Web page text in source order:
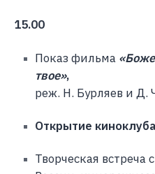
15.00
Показ фильма
твое»,
реж. Н. Бурляев и Д.
Открытие
Творческая